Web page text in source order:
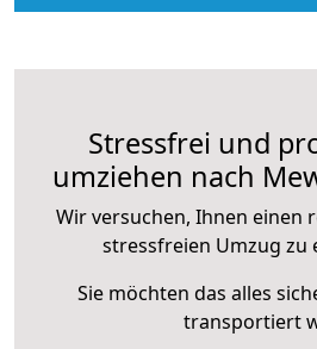
Stressfrei und
umziehen nach
Wir versuchen, Ihnen einen
stressfreien Umzug zu
Sie möchten das alles
transportiert